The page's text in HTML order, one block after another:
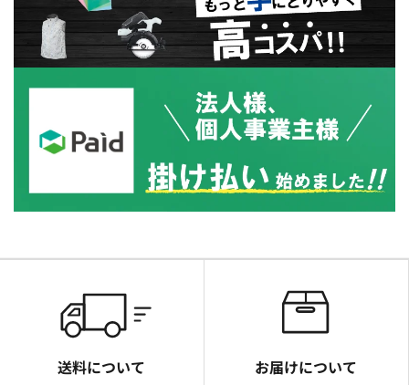
送料について お届けについて